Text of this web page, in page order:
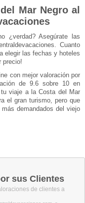
Mar Negro al
¿verdad? Asegúrate las
Cuanto
elegir las fechas y hoteles
precio!
con mejor valoración por
de 9.6 sobre 10 en
viaje a la Costa del Mar
el gran turismo, pero que
demandados del viejo
sus Clientes
de clientes a